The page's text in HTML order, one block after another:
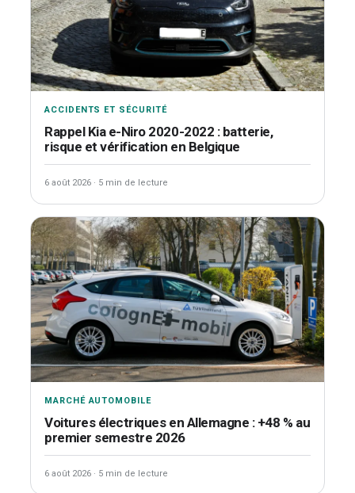
ACCIDENTS ET SÉCURITÉ
Rappel Kia e-Niro 2020-2022 : batterie,
risque et vérification en Belgique
6 août 2026 · 5 min de lecture
MARCHÉ AUTOMOBILE
Voitures électriques en Allemagne : +48 % au
premier semestre 2026
6 août 2026 · 5 min de lecture